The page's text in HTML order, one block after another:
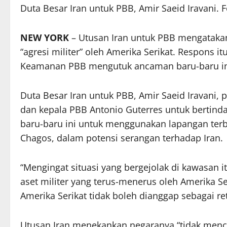
Duta Besar Iran untuk PBB, Amir Saeid Iravani.
NEW YORK – Utusan Iran untuk PBB
“agresi militer” oleh Amerika Serikat. Respons
Keamanan PBB mengutuk ancaman baru-baru
Duta Besar Iran untuk PBB, Amir Saeid
dan kepala PBB Antonio Guterres untuk
baru-baru ini untuk menggunakan lapangan
Chagos, dalam potensi serangan terhadap Iran.
“Mengingat situasi yang bergejolak di
aset militer yang terus-menerus oleh Amerika
Amerika Serikat tidak boleh dianggap sebagai